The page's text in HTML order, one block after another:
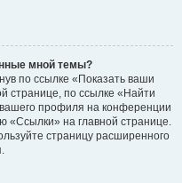
мной темы?
по ссылке «Показать ваши
странице, по ссылке «Найти
профиля на конференции
на главной странице.
страницу расширенного